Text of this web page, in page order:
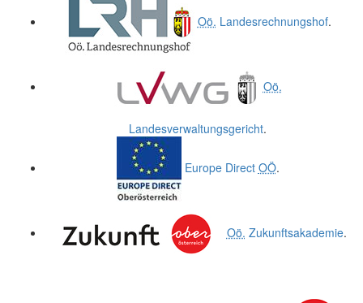
Oö. Landesrechnungshof.
Oö.
Landesverwaltungsgericht.
Europe Direct OÖ.
Oö. Zukunftsakademie.